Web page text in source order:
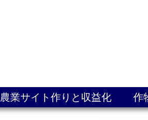
農業サイト作りと収益化 作